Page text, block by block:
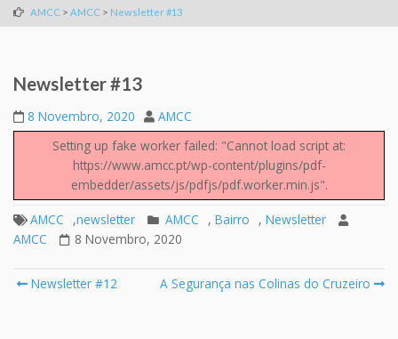
AMCC > AMCC > Newsletter #13
Newsletter #13
8 Novembro, 2020
AMCC
Setting up fake worker failed: "Cannot load script at:
https://www.amcc.pt/wp-content/plugins/pdf-
embedder/assets/js/pdfjs/pdf.worker.min.js".
AMCC ,newsletter AMCC , Bairro , Newsletter
AMCC
8 Novembro, 2020
PostNewsletter #12 A Segurança nas Colinas do Cruzeiro